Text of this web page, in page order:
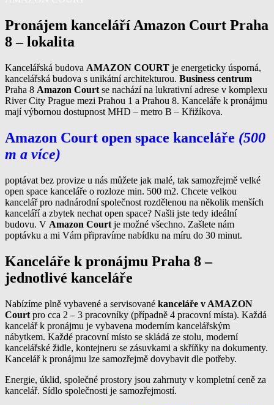
Pronájem kanceláří Amazon Court Praha
8 – lokalita
Kancelářská budova AMAZON COURT je energeticky úsporná,
kancelářská budova s unikátní architekturou. Business centrum
Praha 8 Amazon Court se nachází na lukrativní adrese v komplexu
River City Prague mezi Prahou 1 a Prahou 8. Kanceláře k pronájmu
mají výbornou dostupnost MHD – metro B – Křižíkova.
Amazon Court open space kanceláře (500
m a více)
poptávat bez provize u nás můžete jak malé, tak samozřejmě velké
open space kanceláře o rozloze min. 500 m2. Chcete velkou
kancelář pro nadnárodní společnost rozdělenou na několik menších
kanceláří a zbytek nechat open space? Našli jste tedy ideální
budovu. V Amazon Court je možné všechno. Zašlete nám
poptávku a mi Vám připravíme nabídku na míru do 30 minut.
Kanceláře k pronájmu Praha 8 –
jednotlivé kanceláře
Nabízíme plně vybavené a servisované kanceláře v AMAZON
Court pro cca 2 – 3 pracovníky (případně 4 pracovní místa). Každá
kancelář k pronájmu je vybavena moderním kancelářským
nábytkem. Každé pracovní místo se skládá ze stolu, moderní
kancelářské židle, kontejneru se zásuvkami a skříňky na dokumenty.
Kancelář k pronájmu lze samozřejmě dovybavit dle potřeby.
Energie, úklid, společné prostory jsou zahrnuty v kompletní ceně za
kancelář. Sídlo společnosti je samozřejmostí.